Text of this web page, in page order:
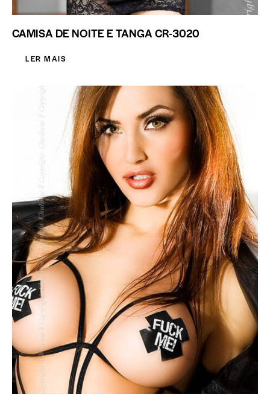
CAMISA DE NOITE E TANGA CR-3020
LER MAIS